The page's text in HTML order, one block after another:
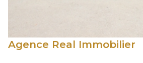
Agence Real Immobilier